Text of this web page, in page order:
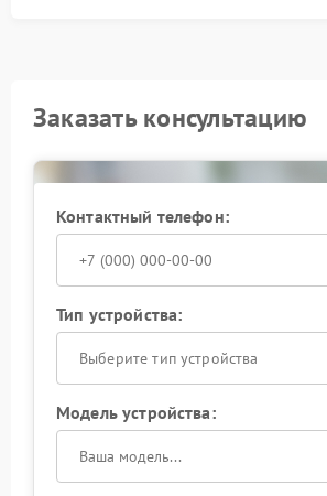
Заказать консультацию
Контактный телефон:
Тип устройства:
Выберите тип устройства
Модель устройства: